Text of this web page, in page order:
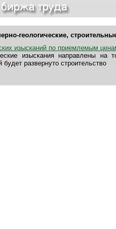
геологические,
изысканий по приемлемым
изыскания направлены на
будет развернуто строительство